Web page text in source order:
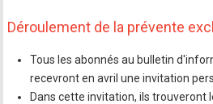
Déroulement de la prévente
Tous les abonnés au bulletin
recevront en avril une invitation
Dans cette invitation, ils trouveront